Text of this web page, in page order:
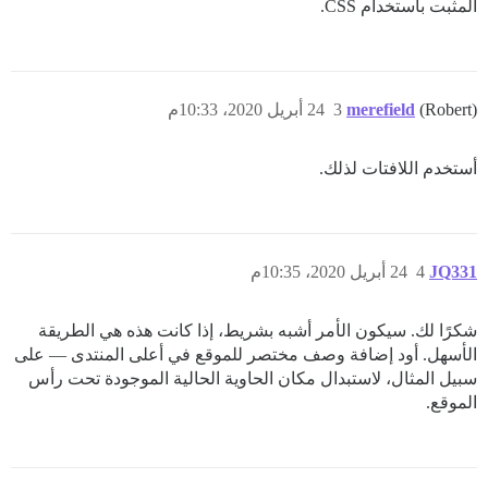
المثبت باستخدام CSS.
merefield (Robert) 24 أبريل 2020، 10:33م 3
أستخدم اللافتات لذلك.
JQ331 24 أبريل 2020، 10:35م 4
شكرًا لك. سيكون الأمر أشبه بشريط، إذا كانت هذه هي الطريقة
الأسهل. أود إضافة وصف مختصر للموقع في أعلى المنتدى — على
سبيل المثال، لاستبدال مكان الحاوية الحالية الموجودة تحت رأس
الموقع.